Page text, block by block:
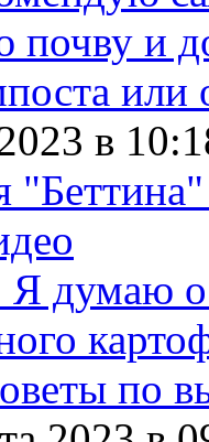
почву и
в
Я думаю
по